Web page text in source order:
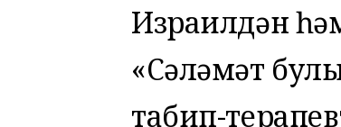
Израилдән
«Сәләмәт
табип-